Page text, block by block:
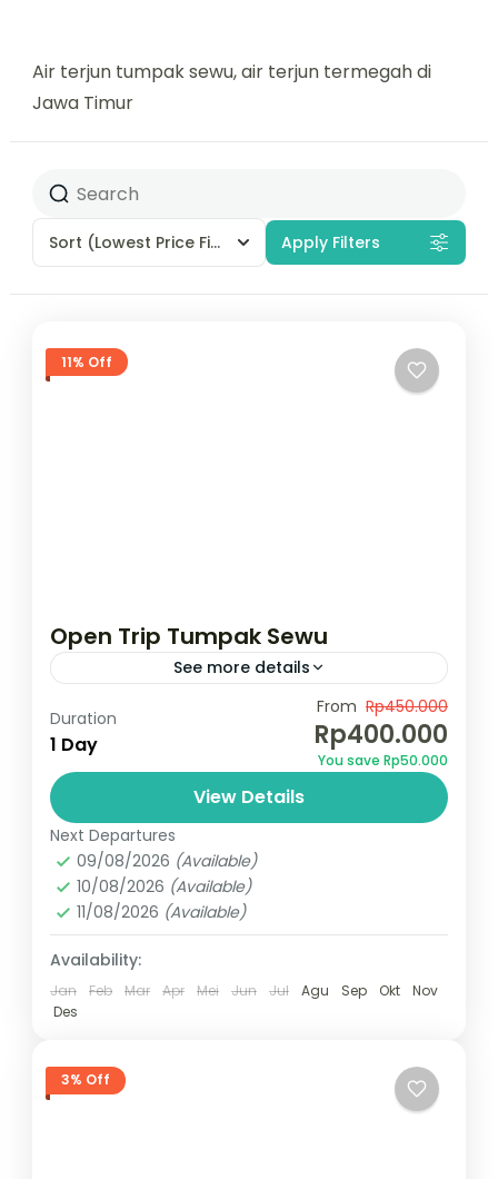
Air terjun tumpak sewu, air terjun termegah di
Jawa Timur
Sort (Lowest Price First) Apply Filters
11% Off
Open Trip Tumpak Sewu
See more details
Air terjun termegah Jawa Timur
Indonesia
Duration
1 Day
From Rp450.000
Rp400.000
You save Rp50.000
View Details
Next Departures
09/08/2026 (Available)
10/08/2026 (Available)
11/08/2026 (Available)
Availability:
Jan Feb Mar Apr Mei Jun Jul Agu Sep Okt
Nov
Des
3% Off